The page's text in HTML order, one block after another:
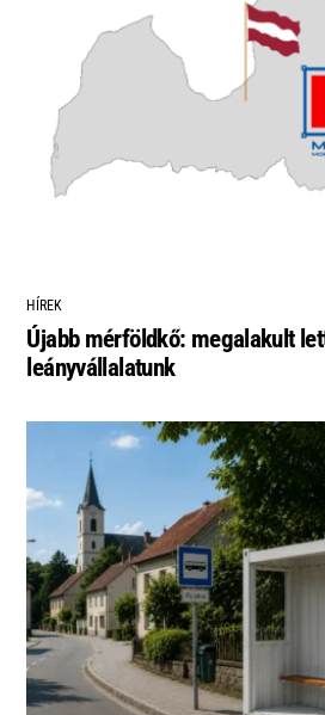
HÍREK
Újabb mérföldkő: megalakult
leányvállalatunk